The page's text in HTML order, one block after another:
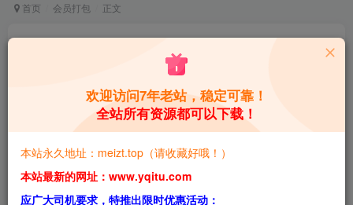
首页 会员打包 正文
纸悦Etsu_ko：细节与风格并重的Cosplay艺术 合
青萌酱
28天前更新
关注
0 2.9W+ 4.6W+
本站预览图进行了压缩和水印，原图无压缩，无本站水
印。
欢迎访问7年老站，稳定可靠！
全站所有资源都可以下载！
本站永久地址：meizt.top（请收藏好哦！）
本站最新的网址：www.yqitu.com
应广大司机要求，特推出限时优惠活动：